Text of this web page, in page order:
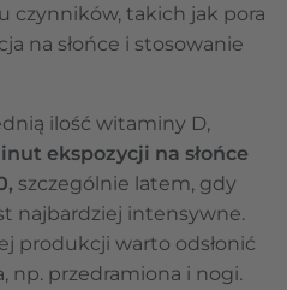
czynników, takich jak pora
na słońce i stosowanie
ilość witaminy D,
ekspozycji na słońce
szczególnie latem, gdy
najbardziej intensywne.
produkcji warto odsłonić
np. przedramiona i nogi.